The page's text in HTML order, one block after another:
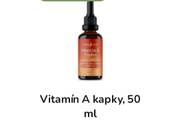
Vitamín A kapky, 50
ml